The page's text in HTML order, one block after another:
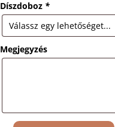
Díszdoboz *
Megjegyzés